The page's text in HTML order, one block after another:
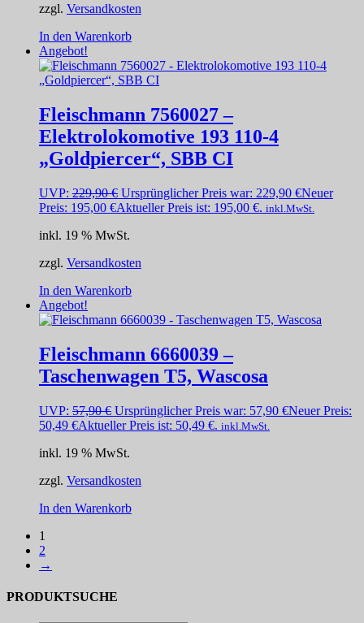
zzgl. Versandkosten
In den Warenkorb
Angebot!
Fleischmann 7560027 –
Elektrolokomotive 193 110-4
„Goldpiercer“, SBB CI
UVP: 229,90€ Ursprünglicher Preis war: 229,90 €Neuer
Preis: 195,00 €Aktueller Preis ist: 195,00 €. inkl.MwSt.
inkl. 19 % MwSt.
zzgl. Versandkosten
In den Warenkorb
Angebot!
Fleischmann 6660039 –
Taschenwagen T5, Wascosa
UVP: 57,90€ Ursprünglicher Preis war: 57,90 €Neuer Preis:
50,49 €Aktueller Preis ist: 50,49 €. inkl.MwSt.
inkl. 19 % MwSt.
zzgl. Versandkosten
In den Warenkorb
1
2
→
PRODUKTSUCHE